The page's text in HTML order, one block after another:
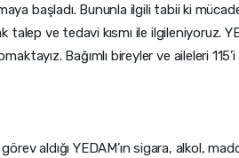
başladı. Bununla ilgili tabii ki
talep ve tedavi kısmı ile ilgileniyoruz.
Bağımlı bireyler ve aileleri
aldığı YEDAM’ın sigara, alkol,